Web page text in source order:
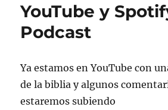
YouTube y
Podcast
Ya estamos en YouTube con
de la biblia y algunos
estaremos subiendo